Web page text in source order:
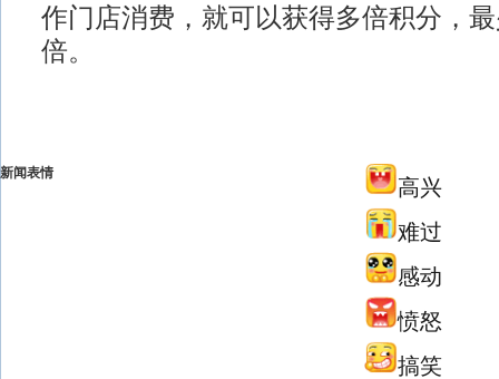
作门店消费，就可以获得多倍积分，
倍。
新闻表情
高兴
难过
感动
愤怒
搞笑